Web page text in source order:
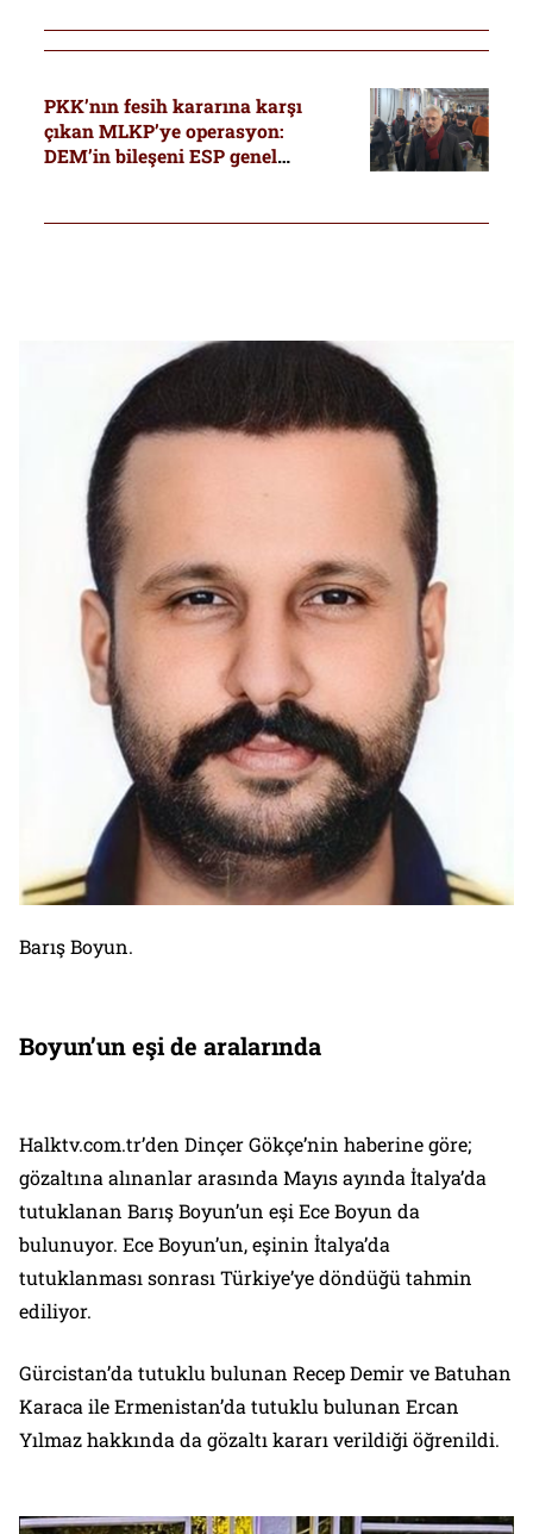
PKK’nın fesih kararına karşı
çıkan MLKP’ye operasyon:
DEM’in bileşeni ESP genel
Barış Boyun.
Boyun’un eşi de aralarında
Halktv.com.tr’den Dinçer Gökçe’nin haberine göre;
gözaltına alınanlar arasında Mayıs ayında İtalya’da
tutuklanan Barış Boyun’un eşi Ece Boyun da
bulunuyor. Ece Boyun’un, eşinin İtalya’da
tutuklanması sonrası Türkiye’ye döndüğü tahmin
ediliyor.
Gürcistan’da tutuklu bulunan Recep Demir ve Batuhan
Karaca ile Ermenistan’da tutuklu bulunan Ercan
Yılmaz hakkında da gözaltı kararı verildiği öğrenildi.